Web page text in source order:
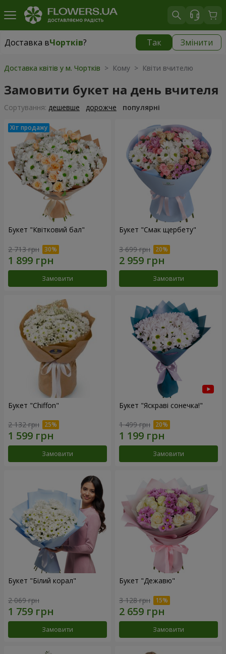
Доставка вЧортків? Так Змінити
Доставка вЧортків|
Доставка квітів у м. Чортків > Кому > Квіти вчителю
Замовити букет на день вчителя
Сортування: дешевше дорожче популярні
Букет "Квітковий бал"
2 713 грн
Замовити
Букет "Смак щербету"
3 699 грн
Замовити
Букет "Chiffon"
2 132 грн
Замовити
Букет "Яскраві сонечка!"
1 499 грн
Замовити
Букет "Білий корал"
2 069 грн
Замовити
Букет "Дежавю"
3 128 грн
Замовити